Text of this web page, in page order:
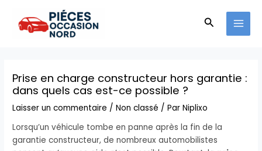
contenu
Prise en charge constructeur hors garantie :
dans quels cas est-ce possible ?
Laisser un commentaire /Non classé / ParNiplixo
Lorsqu’un véhicule tombe en panne après la fin de la
garantie constructeur, de nombreux automobilistes